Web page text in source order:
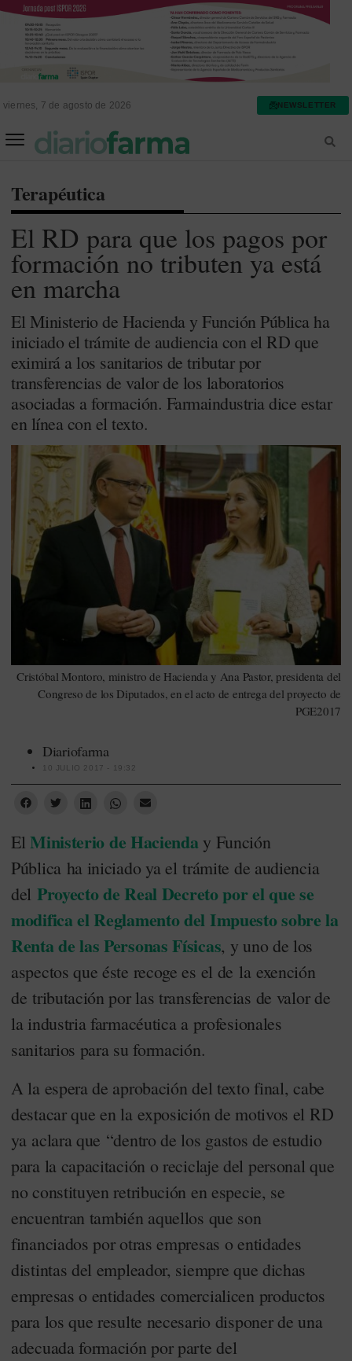
viernes, 7 de agosto de 2026 NEWSLETTER
Terapéutica
El RD para que los pagos por
formación no tributen ya está
en marcha
El Ministerio de Hacienda y Función Pública ha
iniciado el trámite de audiencia con el RD que
eximirá a los sanitarios de tributar por
transferencias de valor de los laboratorios
asociadas a formación. Farmaindustria dice estar
en línea con el texto.
Cristóbal Montoro, ministro de Hacienda y Ana Pastor, presidenta del
Congreso de los Diputados, en el acto de entrega del proyecto de
PGE2017
Diariofarma
10 JULIO 2017 - 19:32
ElMinisterio de Hacienday Función
Pública ha iniciado ya el trámite de audiencia
del Proyecto de Real Decreto por el que se
modifica el Reglamento del Impuesto sobre la
Renta de las Personas Físicas, y uno de los
aspectos que éste recoge es el de la exención
de tributación por las transferencias de valor de
la industria farmacéutica a profesionales
sanitarios para su formación.
A la espera de aprobación del texto final, cabe
destacar que en la exposición de motivos el RD
ya aclara que “dentro de los gastos de estudio
para la capacitación o reciclaje del personal que
no constituyen retribución en especie, se
encuentran también aquellos que son
financiados por otras empresas o entidades
distintas del empleador, siempre que dichas
empresas o entidades comercialicen productos
para los que resulte necesario disponer de una
adecuada formación por parte del